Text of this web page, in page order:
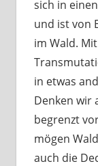
sich in
und ist von
im Wald.
in etwas
Denken wir
begrenzt
mögen
auch die